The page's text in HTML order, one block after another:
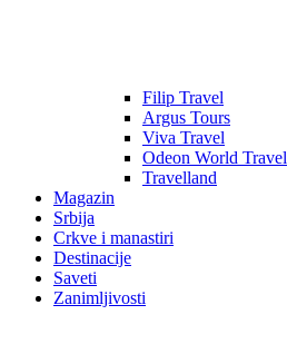
Filip Travel
Argus Tours
Viva Travel
Odeon World Travel
Travelland
Magazin
Srbija
Crkve i manastiri
Destinacije
Saveti
Zanimljivosti